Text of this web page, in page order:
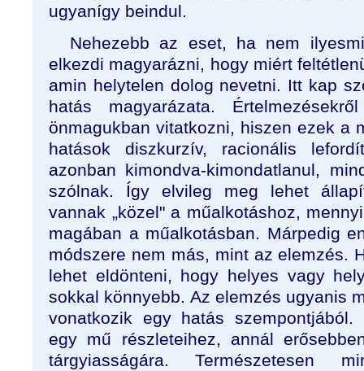
ugyanígy beindul.
Nehezebb az eset, ha nem
elkezdi magyarázni, hogy miért
amin helytelen dolog nevetni. Itt kap
hatás magyarázata.
önmagukban vitatkozni, hiszen ezek a
hatások diszkurzív, racionális
azonban kimondva-kimondatlanul,
szólnak. Így elvileg meg lehet
vannak „közel" a műalkotáshoz,
magában a műalkotásban. Márpedig
módszere nem más, mint az elemzés.
lehet eldönteni, hogy helyes vagy
sokkal könnyebb. Az elemzés ugyanis
vonatkozik egy hatás
egy mű részleteihez, annál
tárgyiasságára. Természetesen